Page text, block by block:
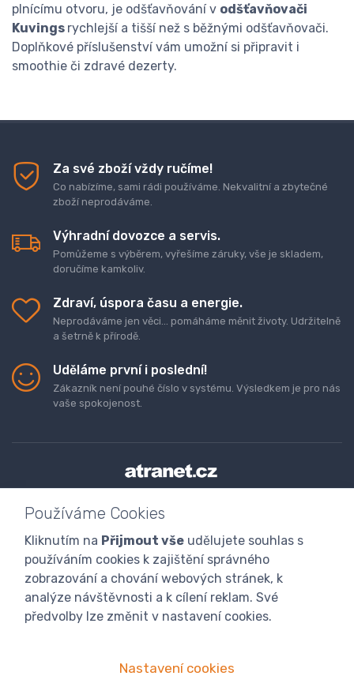
plnícímu otvoru, je odšťavňování v odšťavňovači
Kuvings rychlejší a tišší než s běžnými odšťavňovači.
Doplňkové příslušenství vám umožní si připravit i
smoothie či zdravé dezerty.
Za své zboží vždy ručíme!
Co nabízíme, sami rádi používáme. Nekvalitní a zbytečné
zboží neprodáváme.
Výhradní dovozce a servis.
Pomůžeme s výběrem, vyřešíme záruky, vše je skladem,
doručíme kamkoliv.
Zdraví, úspora času a energie.
Neprodáváme jen věci... pomáháme měnit životy. Udržitelně
a šetrně k přírodě.
Uděláme první i poslední!
Zákazník není pouhé číslo v systému. Výsledkem je pro nás
vaše spokojenost.
Doprava a platba zboží
Obchodní podmínky
Program digitalizace
Používáme Cookies
Kliknutím na Přijmout vše udělujete souhlas s
používáním cookies k zajištění správného
zobrazování a chování webových stránek, k
analýze návštěvnosti a k cílení reklam. Své
předvolby lze změnit v nastavení cookies.
Nastavení cookies